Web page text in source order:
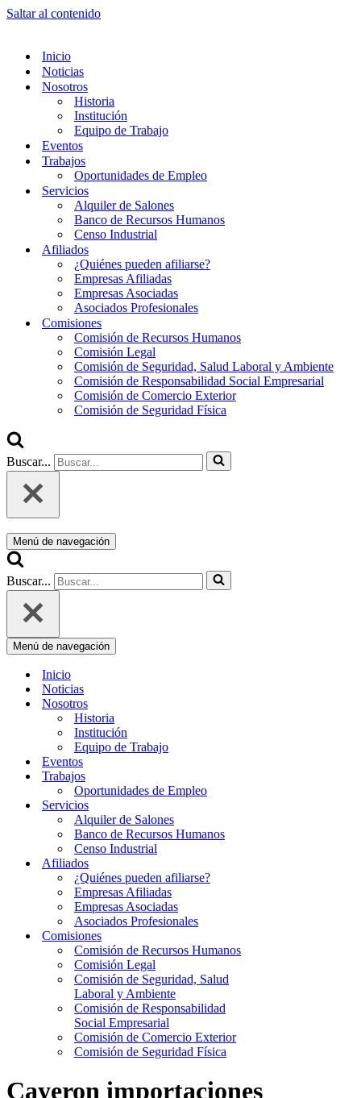
Saltar al contenido
Inicio
Noticias
Nosotros
Historia
Institución
Equipo de Trabajo
Eventos
Trabajos
Oportunidades de Empleo
Servicios
Alquiler de Salones
Banco de Recursos Humanos
Censo Industrial
Afiliados
¿Quiénes pueden afiliarse?
Empresas Afiliadas
Empresas Asociadas
Asociados Profesionales
Comisiones
Comisión de Recursos Humanos
Comisión Legal
Comisión de Seguridad, Salud Laboral y Ambiente
Comisión de Responsabilidad Social Empresarial
Comisión de Comercio Exterior
Comisión de Seguridad Física
Buscar...
Menú de navegación
Buscar...
Menú de navegación
Inicio
Noticias
Nosotros
Historia
Institución
Equipo de Trabajo
Eventos
Trabajos
Oportunidades de Empleo
Servicios
Alquiler de Salones
Banco de Recursos Humanos
Censo Industrial
Afiliados
¿Quiénes pueden afiliarse?
Empresas Afiliadas
Empresas Asociadas
Asociados Profesionales
Comisiones
Comisión de Recursos Humanos
Comisión Legal
Comisión de Seguridad, Salud
Laboral y Ambiente
Comisión de Responsabilidad
Social Empresarial
Comisión de Comercio Exterior
Comisión de Seguridad Física
Cayeron importaciones